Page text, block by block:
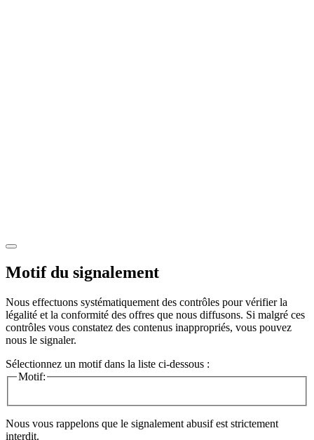
Motif du signalement
Nous effectuons systématiquement des contrôles pour vérifier la
légalité et la conformité des offres que nous diffusons. Si malgré ces
contrôles vous constatez des contenus inappropriés, vous pouvez
nous le signaler.
Sélectionnez un motif dans la liste ci-dessous :
Motif:
Nous vous rappelons que le signalement abusif est strictement
interdit.